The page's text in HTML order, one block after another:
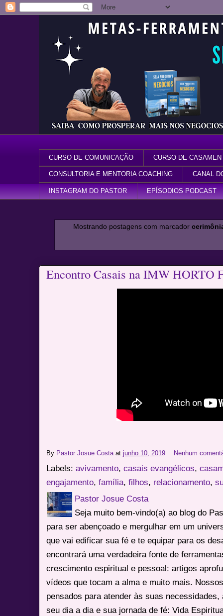
CURSO DE COMUNICAÇÃO CURSO DE
CONSULTORIA E MENTORIA COACHING CANAL
INSTAGRAM DO PASTOR EPÍSODIOS PODCAST
Mostrando postagens com marcador
Encontro Casais na IMW HORTO
By Pastor Josue Costa atjunho 10, 2019 Nenhum
Labels:avivamento,casais evangélicos,
engajamento,família,filhos, relacionamento,
Pastor Josue Costa
Seja muito bem-vindo(a) ao blog do
para ser abençoado e mergulhar em um
que vai edificar sua fé e te equipar para os
encontrará uma verdadeira fonte de
crescimento espiritual e pessoal: artigos
vídeos que tocam a alma e muito mais.
pensados para atender às suas
seu dia a dia e sua jornada de fé: Vida